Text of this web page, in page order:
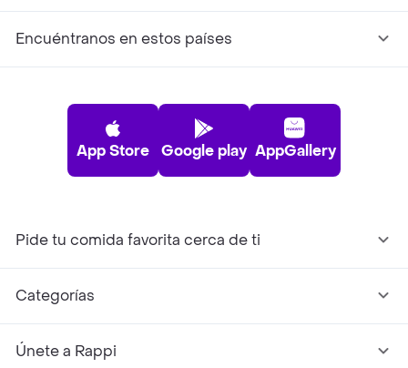
Encuéntranos en estos países
App Store Google play AppGallery
Pide tu comida favorita cerca de ti
Categorías
Únete a Rappi